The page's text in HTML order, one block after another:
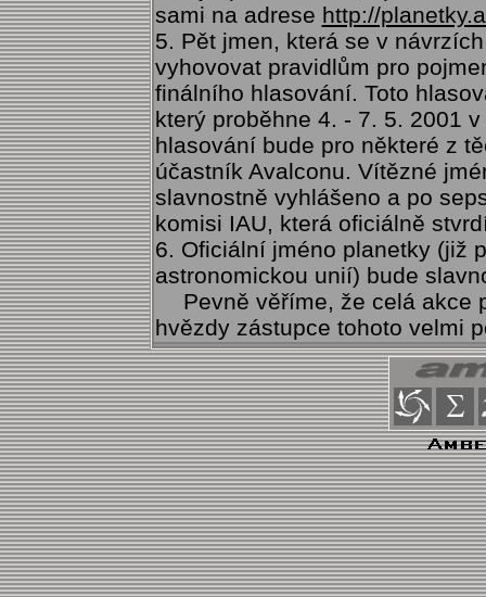
sami na adrese http://
5. Pět jmen, která se v
vyhovovat pravidlům pro
finálního hlasování. Toto
který proběhne 4. - 7. 5. 2001
hlasování bude pro některé z
účastník Avalconu. Vítězné
slavnostně vyhlášeno a po
komisi IAU, která oficiálně
6. Oficiální jméno planetky (již
astronomickou unií) bude
Pevně věříme, že celá akce
hvězdy zástupce tohoto velmi